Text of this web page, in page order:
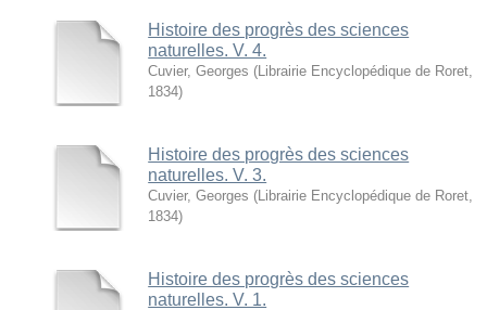
Histoire des progrès des sciences
naturelles. V. 4.
Cuvier, Georges ( Librairie Encyclopédique de Roret
1834)
Histoire des progrès des sciences
naturelles. V. 3.
Cuvier, Georges ( Librairie Encyclopédique de Roret
1834)
Histoire des progrès des sciences
naturelles. V. 1.